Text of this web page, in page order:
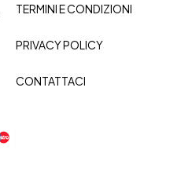
TERMINI E CONDIZIONI
PRIVACY POLICY
CONTATTACI